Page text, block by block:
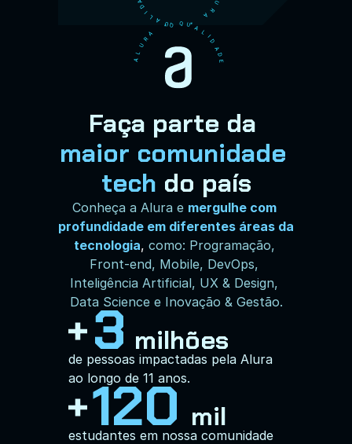
Q
U
A
L
I
D
A
L
U
R
A
* Q U A
L
I
D
A
D
E
U
R
A
*
Faça parte da
maior comunidade
tech do país
Conheça a Alura e mergulhe com
profundidade em diferentes áreas da
tecnologia, como: Programação,
Front-end, Mobile, DevOps,
Inteligência Artificial, UX & Design,
Data Science e Inovação & Gestão.
3 milhões
de pessoas impactadas pela Alura
ao longo de 11 anos.
120 mil
estudantes em nossa comunidade